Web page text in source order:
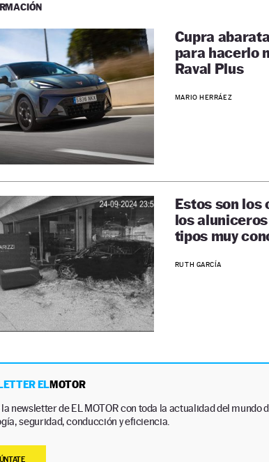
Cupra
para hacerlo
Raval Plus
MARIO HERRÁEZ
Estos son los
los
tipos muy
RUTH GARCÍA
ELMOTOR
newsletter de EL MOTOR con toda la actualidad del mundo
seguridad, conducción y eficiencia.